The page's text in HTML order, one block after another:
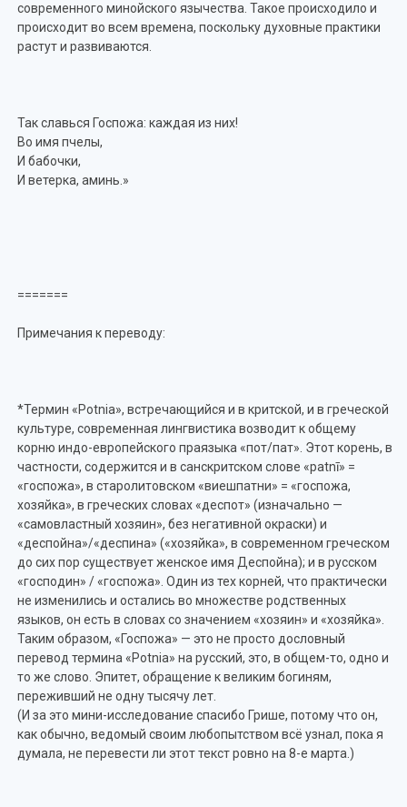
современного минойского язычества. Такое происходило и
происходит во всем времена, поскольку духовные практики
растут и развиваются.
Так славься Госпожа: каждая из них!
Во имя пчелы,
И бабочки,
И ветерка, аминь.»
=======
Примечания к переводу:
*Термин «Potnia», встречающийся и в критской, и в греческой
культуре, современная лингвистика возводит к общему
корню индо-европейского праязыка «пот/пат». Этот корень, в
частности, содержится и в санскритском слове «patnī» =
«госпожа», в старолитовском «виешпатни» = «госпожа,
хозяйка», в греческих словах «деспот» (изначально —
«самовластный хозяин», без негативной окраски) и
«деспойна»/«деспина» («хозяйка», в современном греческом
до сих пор существует женское имя Деспойна); и в русском
«господин» / «госпожа». Один из тех корней, что практически
не изменились и остались во множестве родственных
языков, он есть в словах со значением «хозяин» и «хозяйка».
Таким образом, «Госпожа» — это не просто дословный
перевод термина «Potnia» на русский, это, в общем-то, одно и
то же слово. Эпитет, обращение к великим богиням,
переживший не одну тысячу лет.
(И за это мини-исследование спасибо Грише, потому что он,
как обычно, ведомый своим любопытством всё узнал, пока я
думала, не перевести ли этот текст ровно на 8-е марта.)